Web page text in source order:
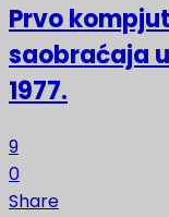
Prvo
saobraćaja
1977.
9
0
Share